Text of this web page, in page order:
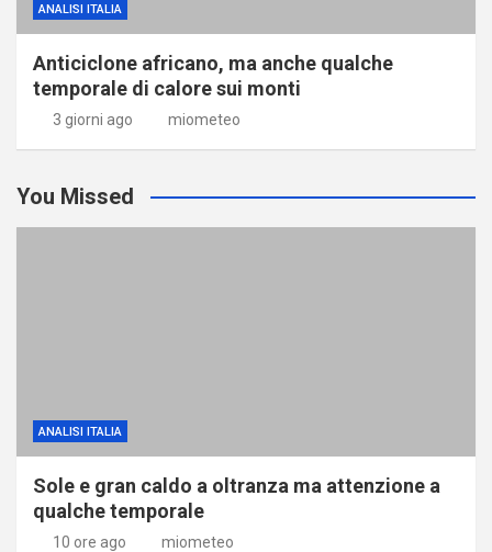
ANALISI ITALIA
Anticiclone africano, ma anche qualche
temporale di calore sui monti
3 giorni ago miometeo
You Missed
ANALISI ITALIA
Sole e gran caldo a oltranza ma attenzione a
qualche temporale
10 ore ago miometeo